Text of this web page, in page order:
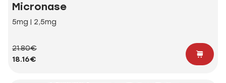
Micronase
5mg | 2,5mg
21.80€
18.16€